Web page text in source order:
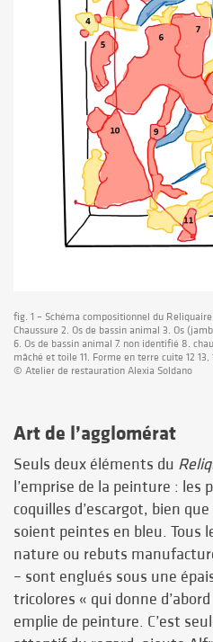
fig. 1 – Schéma compositionnel du
Chaussure 2. Os de bassin animal 3. Os
6. Os de bassin animal 7. non identifié 8.
mâché et toile 11. Forme en terre cuite 12
© Atelier de restauration Alexia Soldano
Art de l’agglomérat
Seuls deux éléments du
l’emprise de la peinture : les
coquilles d’escargot, bien
soient peintes en bleu. Tous
nature ou rebuts
– sont englués sous une
tricolores « qui donne
emplie de peinture. C’est